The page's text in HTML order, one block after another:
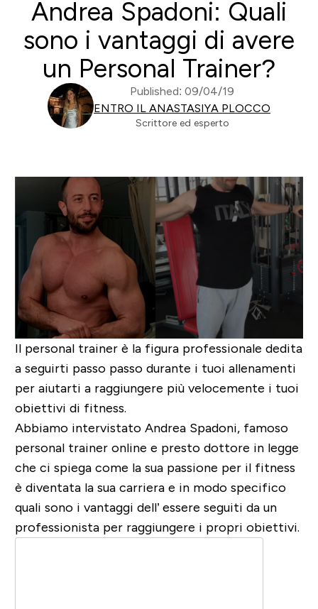
Andrea Spadoni: Quali
sono i vantaggi di avere
un Personal Trainer?
Published: 09/04/19
ENTRO IL ANASTASIYA PLOCCO
Scrittore ed esperto
Il personal trainer è la figura professionale dedita
a seguirti passo passo durante i tuoi allenamenti
per aiutarti a raggiungere più velocemente i tuoi
obiettivi di fitness.
Abbiamo intervistato Andrea Spadoni, famoso
personal trainer online e presto dottore in legge
che ci spiega come la sua passione per il fitness
è diventata la sua carriera e in modo specifico
quali sono i vantaggi dell’ essere seguiti da un
professionista per raggiungere i propri obiettivi.